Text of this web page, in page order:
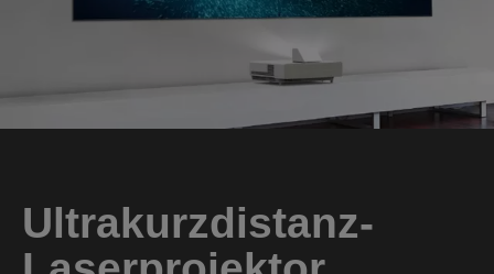
Ultrakurzdistanz-